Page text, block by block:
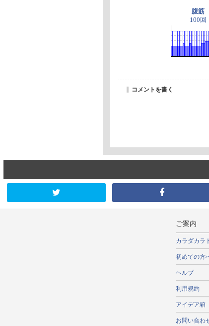
腹筋
100回
コメントを書く
ご案内
カラダカラ
初めての方
ヘルプ
利用規約
アイデア箱
お問い合わ